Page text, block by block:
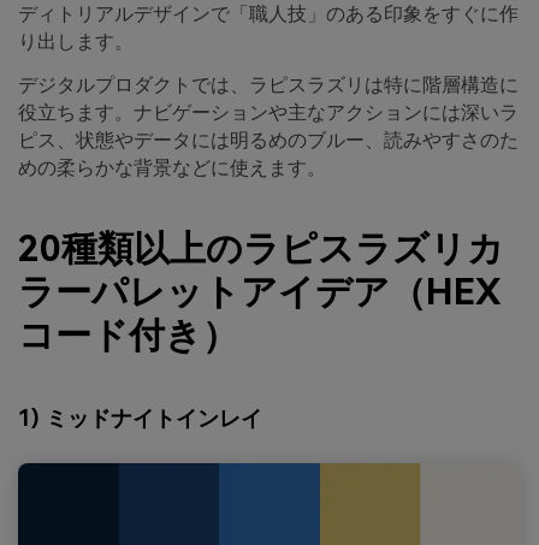
ディトリアルデザインで「職人技」のある印象をすぐに作
り出します。
デジタルプロダクトでは、ラピスラズリは特に階層構造に
役立ちます。ナビゲーションや主なアクションには深いラ
ピス、状態やデータには明るめのブルー、読みやすさのた
めの柔らかな背景などに使えます。
20種類以上のラピスラズリカ
ラーパレットアイデア（HEX
コード付き）
1) ミッドナイトインレイ